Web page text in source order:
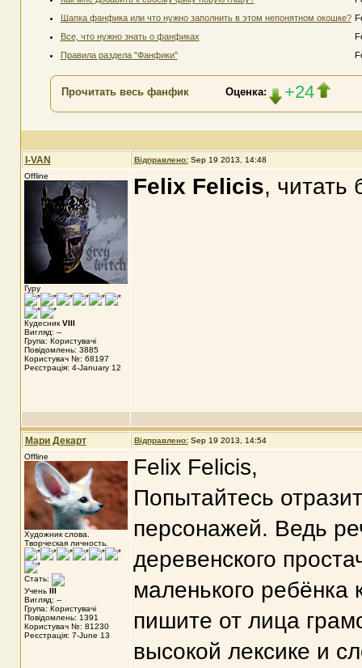
Шапка фанфика или что нужно заполнить в этом непонятном окошке?
Все, что нужно знать о фанфиках
Правила раздела "Фанфики"
Прочитать весь фанфик Оценка: +24
I-VAN Відправлено: Sep 19 2013, 14:48
Offline
Гуру
Кудесник VIII
Вигляд: --
Група: Користувачі
Повідомлень: 3885
Користувач №: 68197
Реєстрація: 4-January 12
Felix Felicis, читать
Мари Декарт Відправлено: Sep 19 2013, 14:54
Offline
Художник слова.
Творческая личность.
Стать:
Учень III
Вигляд: --
Група: Користувачі
Повідомлень: 1391
Користувач №: 81230
Реєстрація: 7-June 13
Felix Felicis,
Попытайтесь
персонажей. Ведь
деревенского
маленького ребёнка
пишите от лица
высокой лексике и